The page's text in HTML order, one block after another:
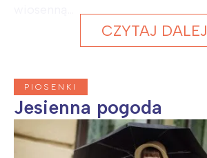
CZYTAJ DALEJ
PIOSENKI
Jesienna pogoda